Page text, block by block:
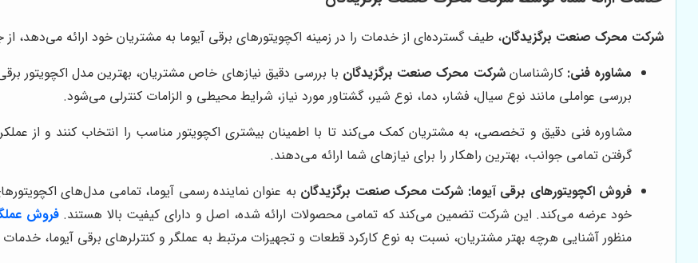
شرکت محرک صنعت برگزیدگان، طیف گسترده‌ای از خدمات را در زمینه اکچویتورهای برقی آیوما به مشتریان خود ارائه می‌دهد، از
مشاوره فنی: کارشناسانشرکت محرک صنعت برگزیدگان با بررسی دقیق نیازهای خاص مشتریان، بهترین مدل اکچویتور
بررسی عواملی مانند نوع سیال، فشار، دما، نوع شیر، گشتاور مورد نیاز، شرایط محیطی و الزامات کنترلی می‌شود.
مشاوره فنی دقیق و تخصصی، به مشتریان کمک می‌کند تا با اطمینان بیشتری اکچویتور مناسب را انتخاب کنند و از
گرفتن تمامی جوانب، بهترین راهکار را برای نیازهای شما ارائه می‌دهند.
فروش اکچویتورهای برقی آیوما: شرکت محرک صنعت برگزیدگان به عنوان نماینده رسمی آیوما، تمامی مدل‌های
خود عرضه می‌کند. این شرکت تضمین می‌کند که تمامی محصولات ارائه شده، اصل و دارای کیفیت بالا هستند.فروش
منظور آشنایی هرچه بهتر مشتریان، نسبت به نوع کارکرد قطعات و تجهیزات مرتبط به عملگر و کنترلرهای برقی آیوما،